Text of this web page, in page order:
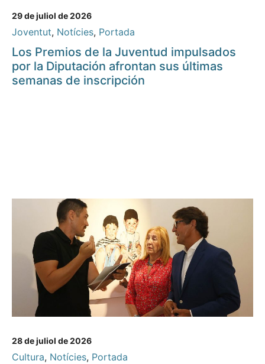
29 de juliol de 2026
Joventut, Notícies, Portada
Los Premios de la Juventud impulsados
por la Diputación afrontan sus últimas
semanas de inscripción
28 de juliol de 2026
Cultura, Notícies, Portada